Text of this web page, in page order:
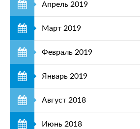
Апрель 2019
Март 2019
Февраль 2019
Январь 2019
Август 2018
Июнь 2018